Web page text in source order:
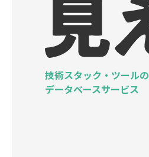
技術スタック・ツールの
データベースサービス